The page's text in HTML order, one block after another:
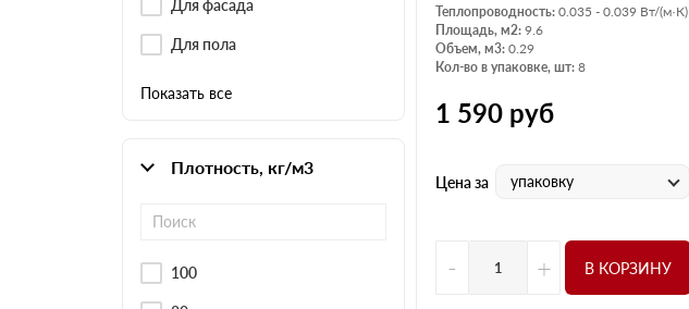
Для фасада
Для пола
Показать все
Плотность, кг/м3
100
Теплопроводность: 0.035 - 0.039 Вт/(м·К)
Площадь, м2: 9.6
Объем, м3: 0.29
Кол-во в упаковке, шт: 8
1 590 руб
Цена за упаковку
- + В КОРЗИНУ